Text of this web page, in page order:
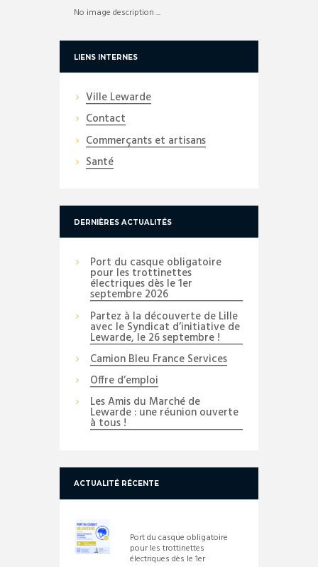
No image description ...
LIENS INTERNES
Ville Lewarde
Contact
Commerçants et artisans
Santé
DERNIÈRES ACTUALITÉS
Port du casque obligatoire
pour les trottinettes
électriques dès le 1er
septembre 2026
Partez à la découverte de Lille
avec le Syndicat d’initiative de
Lewarde, le 26 septembre !
Camion Bleu France Services
Offre d’emploi
Les Amis du Marché de
Lewarde : une réunion ouverte
à tous !
ACTUALITÉ RÉCENTE
Port du casque obligatoire
pour les trottinettes
électriques dès le 1er